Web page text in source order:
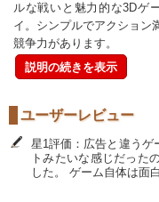
ルな戦いと魅力的な3Dゲ
イ。シンプルでアクション
競争力があります。
説明の続きを表示
ユーザーレビュー
星1評価：広告と違うゲ
トみたいな感じだった
した。 ゲーム自体は面